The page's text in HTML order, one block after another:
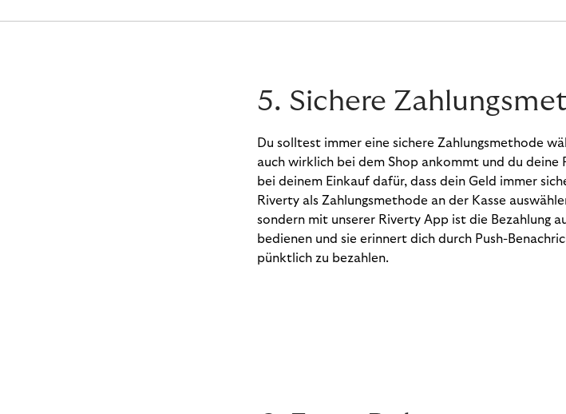
5. Sichere
Du solltest immer eine sichere Zahlungsmethode
auch wirklich bei dem Shop ankommt und du
bei deinem Einkauf dafür, dass dein Geld immer
Riverty als Zahlungsmethode an der Kasse
sondern mit unserer Riverty App ist die Bezahlung
bedienen und sie erinnert dich durch Push-
pünktlich zu bezahlen.